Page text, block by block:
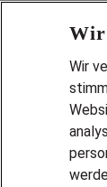
Wir
Wir